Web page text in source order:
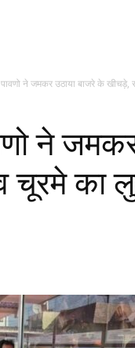
ने जमकर उठाया बाजरे के खीचड़े,
ने
चूरमे का